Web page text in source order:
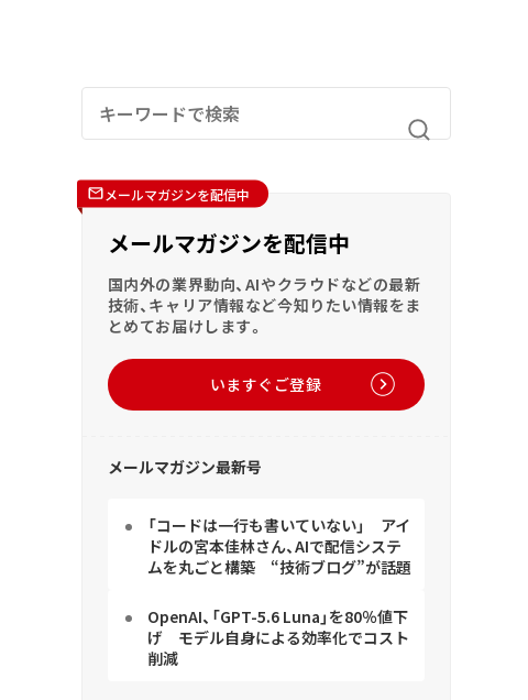
メールマガジンを配信中
メールマガジンを配信中
国内外の業界動向、AIやクラウドなどの最新
技術、キャリア情報など今知りたい情報をま
とめてお届けします。
いますぐご登録
メールマガジン最新号
「コードは一行も書いていない」 アイ
ドルの宮本佳林さん、AIで配信システ
ムを丸ごと構築 “技術ブログ”が話題
OpenAI、「GPT-5.6 Luna」を80％値下
げ モデル自身による効率化でコスト
削減